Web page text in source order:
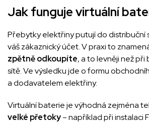
Jak funguje virtuální
Přebytky elektřiny putují do distribuční
váš zákaznický účet. V praxi to
zpětně odkoupíte, a to levněji než
sítě. Ve výsledku jde o formu
a dodavatelem elektřiny.
Virtuální baterie je výhodná zejména
velké přetoky– například při instalaci